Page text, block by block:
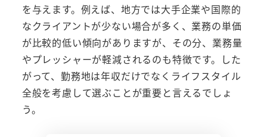
を与えます。例えば、地方では大手企業や国際的
なクライアントが少ない場合が多く、業務の単価
が比較的低い傾向がありますが、その分、業務量
やプレッシャーが軽減されるのも特徴です。した
がって、勤務地は年収だけでなくライフスタイル
全般を考慮して選ぶことが重要と言えるでしょ
う。